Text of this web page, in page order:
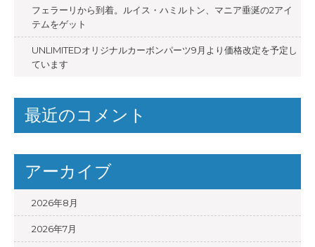
フェラーリから到着。ルイス・ハミルトン、マニア垂涎の2アイ
テムをゲット
UNLIMITEDオリジナルカーボンパーツ9月より価格改定を予定し
ています
最近のコメント
アーカイブ
2026年8月
2026年7月